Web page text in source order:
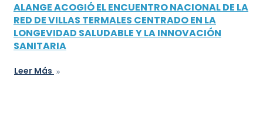
ALANGE ACOGIÓ EL ENCUENTRO NACIONAL DE LA
RED DE VILLAS TERMALES CENTRADO EN LA
LONGEVIDAD SALUDABLE Y LA INNOVACIÓN
SANITARIA
Leer Más